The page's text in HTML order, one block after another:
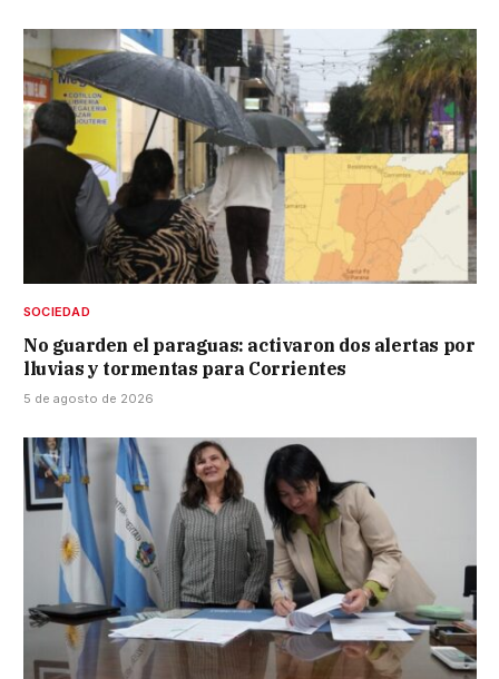
SOCIEDAD
No guarden el paraguas: activaron dos alertas por
lluvias y tormentas para Corrientes
5 de agosto de 2026